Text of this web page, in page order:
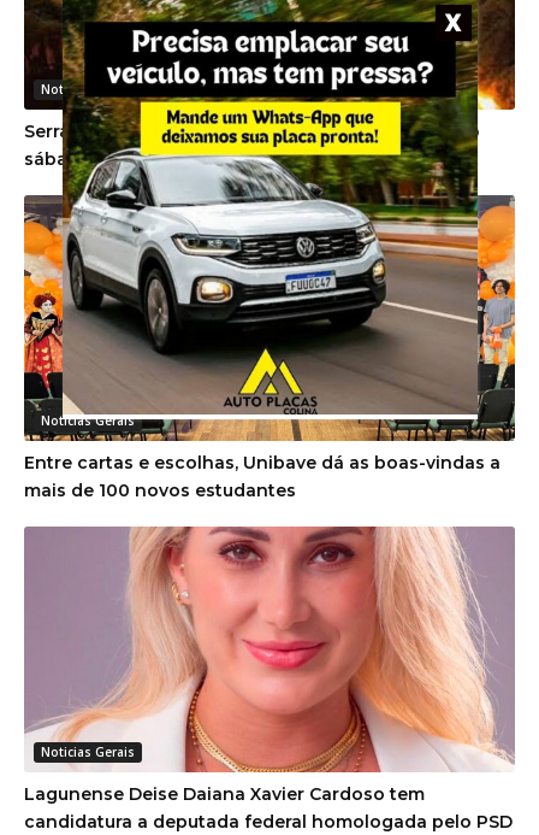
Noticias Gerais
Serra do Rio do Rastro será interditada no próximo
sábado devido a evento esportivo
Noticias Gerais
Entre cartas e escolhas, Unibave dá as boas-vindas a
mais de 100 novos estudantes
Noticias Gerais
Lagunense Deise Daiana Xavier Cardoso tem
candidatura a deputada federal homologada pelo PSD